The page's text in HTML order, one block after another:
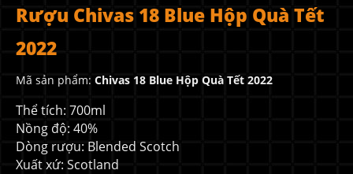
Rượu Chivas 18 Blue Hộp Quà Tết
2022
Mã sản phẩm: Chivas 18 Blue Hộp Quà Tết 2022
Thể tích: 700ml
Nồng độ: 40%
Dòng rượu: Blended Scotch
Xuất xứ: Scotland